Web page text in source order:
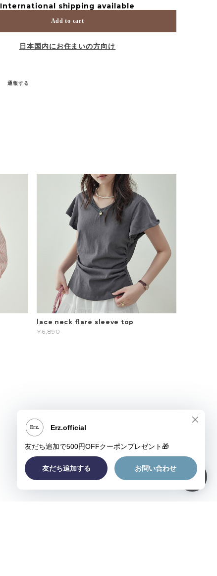
International shipping available
Add to cart
日本国内にお住まいの方向け
通報する
lace neck flare sleeve top
¥6,890